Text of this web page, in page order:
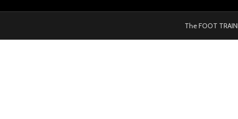
The FOOT